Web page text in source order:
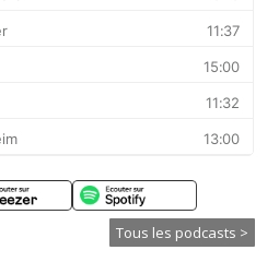
Tous les podcasts >